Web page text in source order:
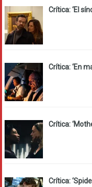
Crítica: ‘El
Crítica: ‘En
Crítica:
Crítica: